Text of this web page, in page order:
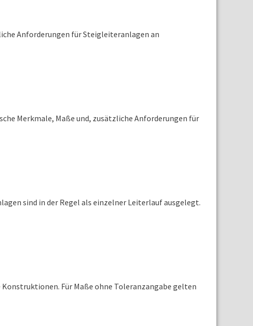
Anforderungen für Steigleiteranlagen an
Merkmale, Maße und, zusätzliche Anforderungen für
sind in der Regel als einzelner Leiterlauf ausgelegt.
Konstruktionen. Für Maße ohne Toleranzangabe gelten